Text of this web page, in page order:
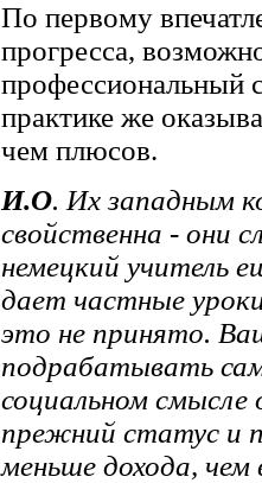
По первому
прогресса,
профессиональный
практике же
чем плюсов.
И.О. Их западным
свойственна -
немецкий учитель
дает частные
это не принято.
подрабатывать
социальном смысле
прежний статус и
меньше дохода,